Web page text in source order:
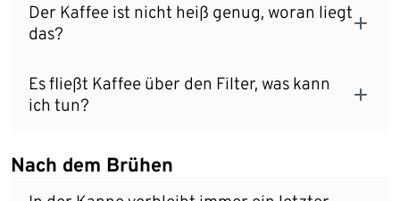
Der Kaffee ist nicht heiß genug, woran liegt
das?
Es fließt Kaffee über den Filter, was kann
ich tun?
Nach dem Brühen